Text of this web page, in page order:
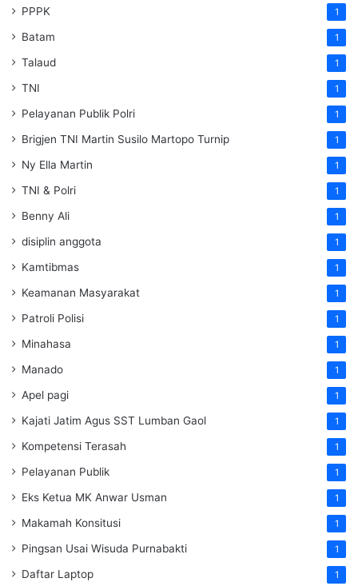
PPPK 1
Batam 1
Talaud 1
TNI 1
Pelayanan Publik Polri 1
Brigjen TNI Martin Susilo Martopo Turnip 1
Ny Ella Martin 1
TNI & Polri 1
Benny Ali 1
disiplin anggota 1
Kamtibmas 1
Keamanan Masyarakat 1
Patroli Polisi 1
Minahasa 1
Manado 1
Apel pagi 1
Kajati Jatim Agus SST Lumban Gaol 1
Kompetensi Terasah 1
Pelayanan Publik 1
Eks Ketua MK Anwar Usman 1
Makamah Konsitusi 1
Pingsan Usai Wisuda Purnabakti 1
Daftar Laptop 1